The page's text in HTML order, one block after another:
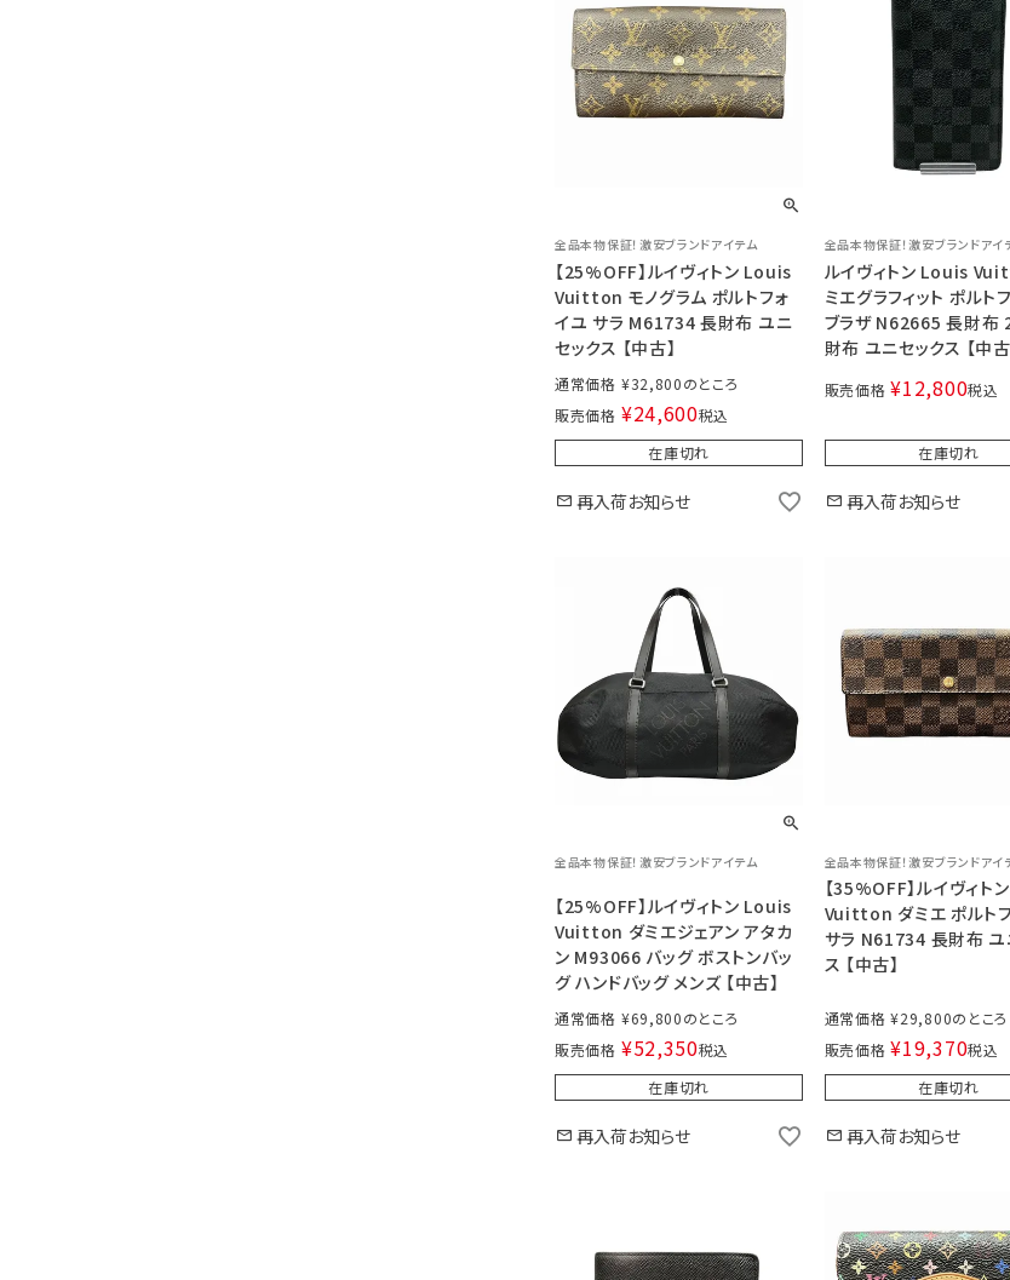
全品本物保証！激安ブランドアイテム
【25%OFF】ルイヴィトン Louis
Vuitton モノグラム ポルトフォ
イユ サラ M61734 長財布 ユニ
セックス 【中古】
通常価格 ¥32,800
販売価格 ¥24,600税込
在庫切れ
再入荷お知らせ
全品本物保証！激安ブランドアイ
ルイヴィトン Louis
ミエグラフィット ポルト
ブラザ N62665 長財布
財布 ユニセックス 【中古
販売価格 ¥12,800税込
在庫切れ
再入荷お知らせ
全品本物保証！激安ブランドアイテム
【25%OFF】ルイヴィトン Louis
Vuitton ダミエジェアン アタカ
ン M93066 バッグ ボストンバッ
グ ハンドバッグ メンズ 【中古】
通常価格 ¥69,800
販売価格 ¥52,350税込
在庫切れ
再入荷お知らせ
全品本物保証！激安ブランドアイ
【35%OFF】ルイヴィト
Vuitton ダミエ ポルト
サラ N61734 長財布 ユ
ス 【中古】
通常価格 ¥29,800
販売価格 ¥19,370税込
在庫切れ
再入荷お知らせ